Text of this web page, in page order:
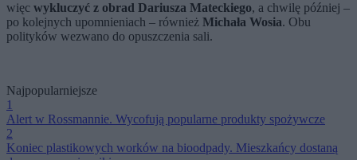
więc wykluczyć z obrad Dariusza Mateckiego, a chwilę później –
po kolejnych upomnieniach – również Michała Wosia. Obu
polityków wezwano do opuszczenia sali.
Najpopularniejsze
1
Alert w Rossmannie. Wycofują popularne produkty spożywcze
2
Koniec plastikowych worków na bioodpady. Mieszkańcy dostaną